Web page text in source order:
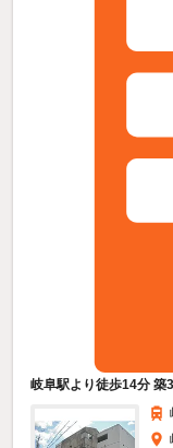
岐阜駅より徒歩14分 築